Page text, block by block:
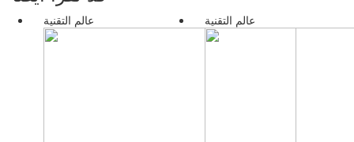
عالم التقنية عالم التقنية